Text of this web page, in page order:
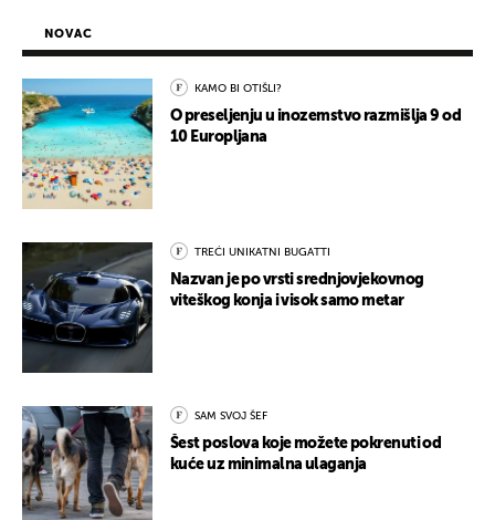
NOVAC
KAMO BI OTIŠLI?
O preseljenju u inozemstvo razmišlja 9 od
10 Europljana
TREĆI UNIKATNI BUGATTI
Nazvan je po vrsti srednjovjekovnog
viteškog konja i visok samo metar
SAM SVOJ ŠEF
Šest poslova koje možete pokrenuti od
kuće uz minimalna ulaganja